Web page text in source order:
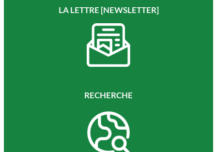
LA LETTRE [NEWSLETTER]
RECHERCHE